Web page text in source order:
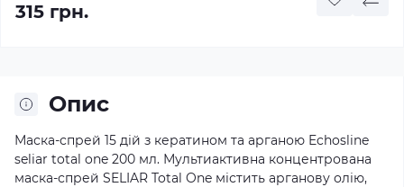
315 грн.
Опис
Маска-спрей 15 дій з кератином та арганою Echosline
seliar total one 200 мл. Мультиактивна концентрована
маска-спрей SELIAR Total One містить арганову олію,